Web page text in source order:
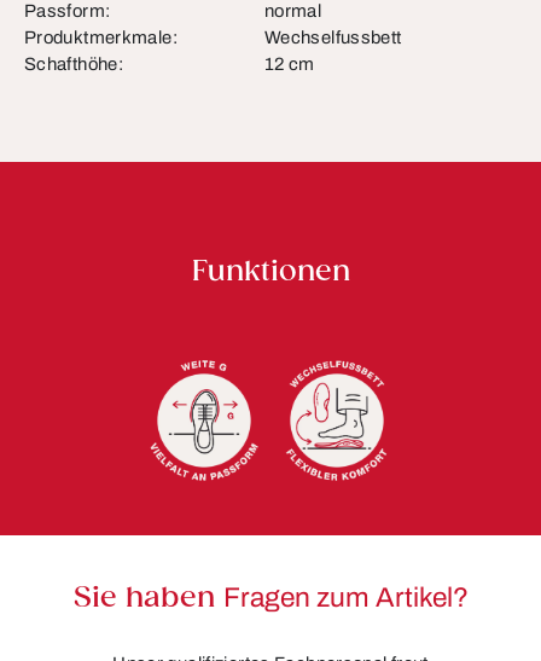
Passform:
normal
Produktmerkmale:
Wechselfussbett
Schafthöhe:
12 cm
Funktionen
Sie haben Fragen zum Artikel?